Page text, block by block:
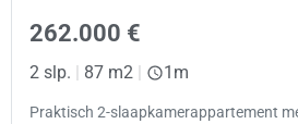
262.000 €
2 slp. | 87 m2 | 1m
Praktisch 2-slaapkamerappartement